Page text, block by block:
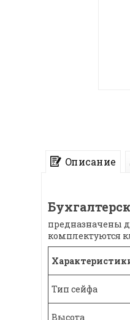
Описание
предназначены
комплектуются
Тип сейфа
Высота